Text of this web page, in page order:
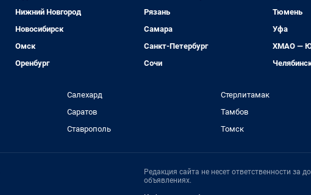
Нижний Новгород
Новосибирск
Омск
Оренбург
Рязань
Самара
Санкт-Петербург
Сочи
Тюмень
Уфа
ХМАО —
Салехард
Саратов
Ставрополь
Стерлитамак
Тамбов
Томск
Редакция сайта не несет ответственности
объявлениях.